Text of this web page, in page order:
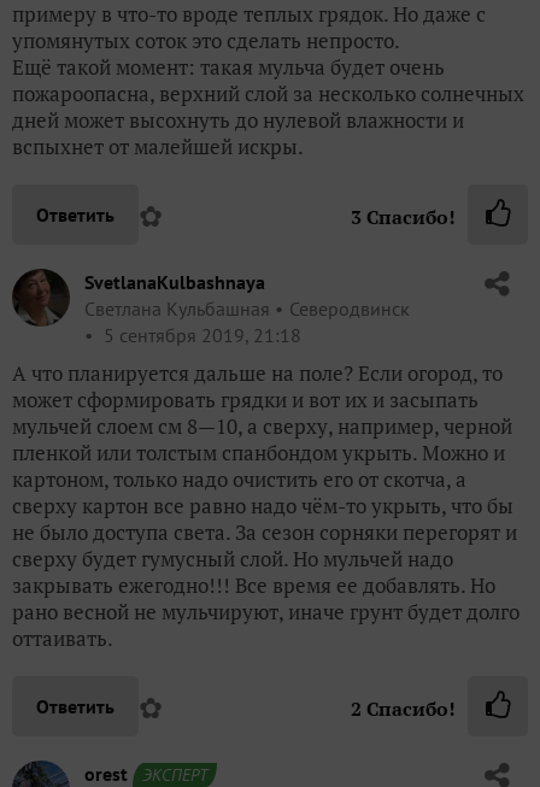
примеру в что-то вроде теплых грядок. Но даже с
упомянутых соток это сделать непросто.
Ещё такой момент: такая мульча будет очень
пожароопасна, верхний слой за несколько солнечных
дней может высохнуть до нулевой влажности и
вспыхнет от малейшей искры.
Ответить ✿ 3 Спасибо!
SvetlanaKulbashnaya
Светлана Кульбашная
Северодвинск
5 сентября 2019, 21:18
А что планируется дальше на поле? Если огород, то
может сформировать грядки и вот их и засыпать
мульчей слоем см 8—10, а сверху, например, черной
пленкой или толстым спанбондом укрыть. Можно и
картоном, только надо очистить его от скотча, а
сверху картон все равно надо чём-то укрыть, что бы
не было доступа света. За сезон сорняки перегорят и
сверху будет гумусный слой. Но мульчей надо
закрывать ежегодно!!! Все время ее добавлять. Но
рано весной не мульчируют, иначе грунт будет долго
оттаивать.
Ответить ✿ 2 Спасибо!
orest ЭКСПЕРТ